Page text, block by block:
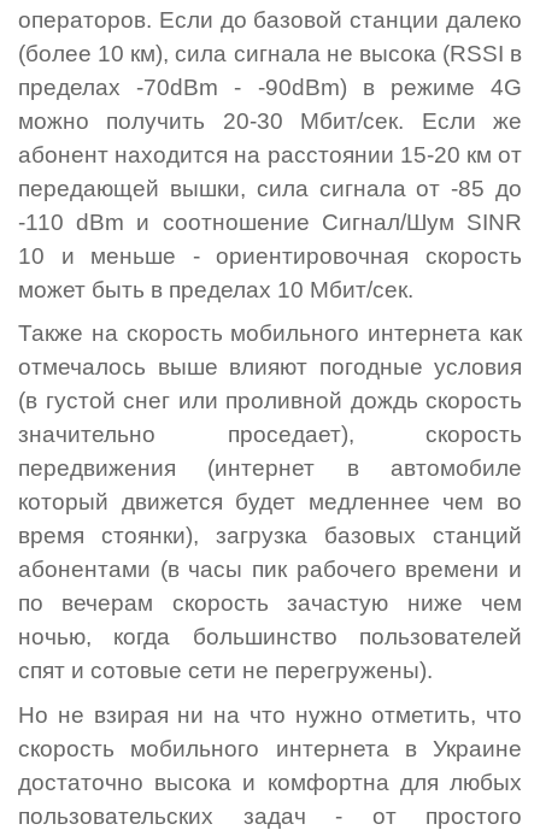
операторов. Если до базовой станции далеко
(более 10 км), сила сигнала не высока (RSSI в
пределах -70dBm - -90dBm) в режиме 4G
можно получить 20-30 Мбит/сек. Если же
абонент находится на расстоянии 15-20 км от
передающей вышки, сила сигналаот -85 до
-110 dBm и соотношение Сигнал/Шум SINR
10 и меньше - ориентировочная скорость
может быть в пределах 10 Мбит/сек.
Также на скорость мобильного интернета как
отмечалось выше влияют погодные условия
(в густой снег или проливной дождь скорость
значительно проседает), скорость
передвижения (интернет в автомобиле
который движется будет медленнее чем во
время стоянки), загрузка базовых станций
абонентами (в часы пик рабочего времени и
по вечерам скорость зачастую ниже чем
ночью, когда большинство пользователей
спят и сотовые сети не перегружены).
Но не взирая ни на что нужно отметить, что
скорость мобильного интернета в Украине
достаточно высока и комфортна для любых
пользовательских задач - от простого